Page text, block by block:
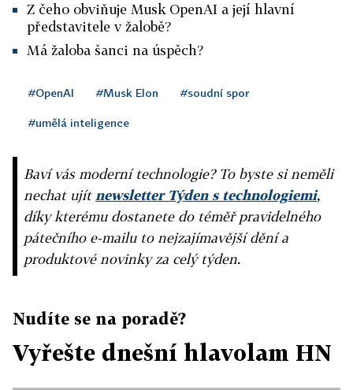
Z čeho obviňuje Musk OpenAI a její hlavní
představitele v žalobě?
Má žaloba šanci na úspěch?
#OpenAI #Musk Elon #soudní spor
#umělá inteligence
Baví vás moderní technologie? To byste si neměli
nechat ujít newsletter Týden s technologiemi,
díky kterému dostanete do téměř pravidelného
pátečního e-mailu to nejzajímavější dění a
produktové novinky za celý týden.
Nudíte se na poradě?
Vyřešte dnešní hlavolam HN